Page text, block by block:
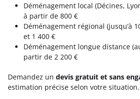
Déménagement local (Décines,
à partir de 800 €
Déménagement régional (jusqu’à
et 1 400 €
Déménagement longue distance
partir de 2 200 €
Demandez un devis gratuit et sans
estimation précise selon votre situation.